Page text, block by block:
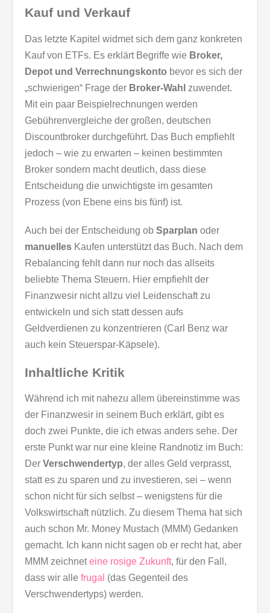
Kauf und Verkauf
Das letzte Kapitel widmet sich dem ganz konkreten
Kauf von ETFs. Es erklärt Begriffe wie Broker,
Depot und Verrechnungskonto bevor es sich der
„schwierigen“ Frage der Broker-Wahl zuwendet.
Mit ein paar Beispielrechnungen werden
Gebührenvergleiche der großen, deutschen
Discountbroker durchgeführt. Das Buch empfiehlt
jedoch – wie zu erwarten – keinen bestimmten
Broker sondern macht deutlich, dass diese
Entscheidung die unwichtigste im gesamten
Prozess (von Ebene eins bis fünf) ist.
Auch bei der Entscheidung ob Sparplan oder
manuelles Kaufen unterstützt das Buch. Nach dem
Rebalancing fehlt dann nur noch das allseits
beliebte Thema Steuern. Hier empfiehlt der
Finanzwesir nicht allzu viel Leidenschaft zu
entwickeln und sich statt dessen aufs
Geldverdienen zu konzentrieren (Carl Benz war
auch kein Steuerspar-Käpsele).
Inhaltliche Kritik
Während ich mit nahezu allem übereinstimme was
der Finanzwesir in seinem Buch erklärt, gibt es
doch zwei Punkte, die ich etwas anders sehe. Der
erste Punkt war nur eine kleine Randnotiz im Buch:
Der Verschwendertyp, der alles Geld verprasst,
statt es zu sparen und zu investieren, sei – wenn
schon nicht für sich selbst – wenigstens für die
Volkswirtschaft nützlich. Zu diesem Thema hat sich
auch schon Mr. Money Mustach (MMM) Gedanken
gemacht. Ich kann nicht sagen ob er recht hat, aber
MMM zeichneteine rosige Zukunft, für den Fall,
dass wir alle frugal (das Gegenteil des
Verschwendertyps) werden.